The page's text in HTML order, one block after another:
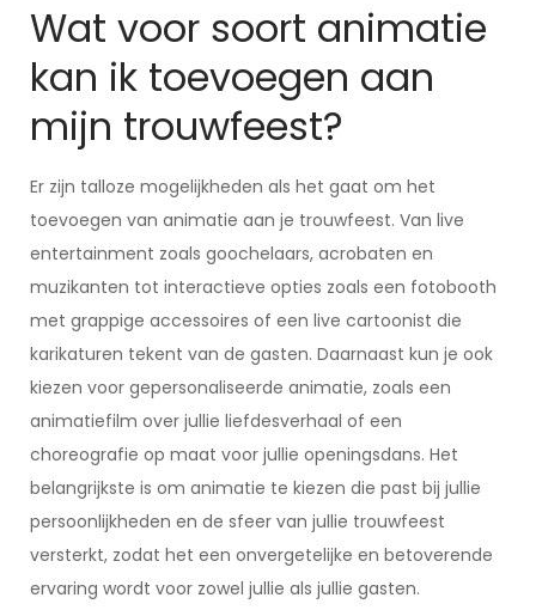
Wat voor soort animatie
kan ik toevoegen aan
mijn trouwfeest?
Er zijn talloze mogelijkheden als het gaat om het
toevoegen van animatie aan je trouwfeest. Van live
entertainment zoals goochelaars, acrobaten en
muzikanten tot interactieve opties zoals een fotobooth
met grappige accessoires of een live cartoonist die
karikaturen tekent van de gasten. Daarnaast kun je ook
kiezen voor gepersonaliseerde animatie, zoals een
animatiefilm over jullie liefdesverhaal of een
choreografie op maat voor jullie openingsdans. Het
belangrijkste is om animatie te kiezen die past bij jullie
persoonlijkheden en de sfeer van jullie trouwfeest
versterkt, zodat het een onvergetelijke en betoverende
ervaring wordt voor zowel jullie als jullie gasten.